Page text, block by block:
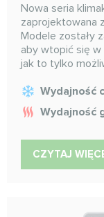
Nowa seria
zaprojektowana
Modele zostały
aby wtopić się
jak to tylko
Wydajność
Wydajność
CZYTAJ